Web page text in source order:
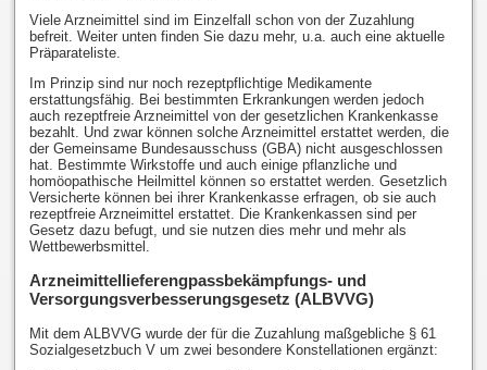
Viele Arzneimittel sind im Einzelfall schon von der Zuzahlung
befreit. Weiter unten finden Sie dazu mehr, u.a. auch eine aktuelle
Präparateliste.
Im Prinzip sind nur noch rezeptpflichtige Medikamente
erstattungsfähig. Bei bestimmten Erkrankungen werden jedoch
auch rezeptfreie Arzneimittel von der gesetzlichen Krankenkasse
bezahlt. Und zwar können solche Arzneimittel erstattet werden, die
der Gemeinsame Bundesausschuss (GBA) nicht ausgeschlossen
hat. Bestimmte Wirkstoffe und auch einige pflanzliche und
homöopathische Heilmittel können so erstattet werden. Gesetzlich
Versicherte können bei ihrer Krankenkasse erfragen, ob sie auch
rezeptfreie Arzneimittel erstattet. Die Krankenkassen sind per
Gesetz dazu befugt, und sie nutzen dies mehr und mehr als
Wettbewerbsmittel.
Arzneimittellieferengpassbekämpfungs- und
Versorgungsverbesserungsgesetz (ALBVVG)
Mit dem ALBVVG wurde der für die Zuzahlung maßgebliche § 61
Sozialgesetzbuch V um zwei besondere Konstellationen ergänzt: